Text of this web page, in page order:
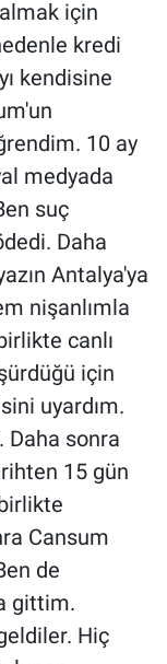
için
kredi
kendisine
10 ay
medyada
suç
Daha
Antalya'ya
nişanlımla
canlı
için
uyardım.
Daha sonra
15 gün
Cansum
de
gittim.
Hiç